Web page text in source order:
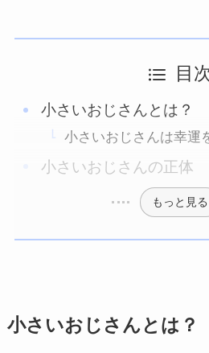
目
小さいおじさんとは？
小さいおじさんは幸運
小さいおじさんの正体
もっと見る
小さいおじさんとは？